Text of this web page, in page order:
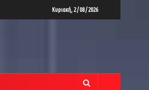
Κυριακή, 2 / 08 / 2026